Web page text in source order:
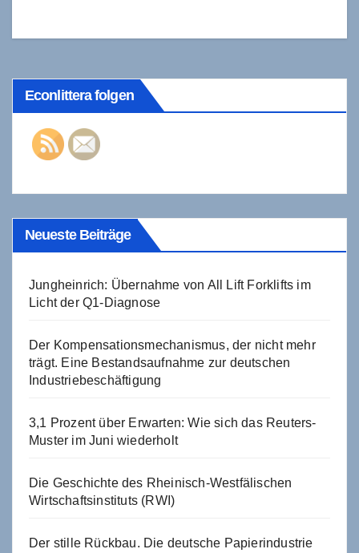
Econlittera folgen
Neueste Beiträge
Jungheinrich: Übernahme von All Lift Forklifts im
Licht der Q1-Diagnose
Der Kompensationsmechanismus, der nicht mehr
trägt. Eine Bestandsaufnahme zur deutschen
Industriebeschäftigung
3,1 Prozent über Erwarten: Wie sich das Reuters-
Muster im Juni wiederholt
Die Geschichte des Rheinisch-Westfälischen
Wirtschaftsinstituts (RWI)
Der stille Rückbau. Die deutsche Papierindustrie